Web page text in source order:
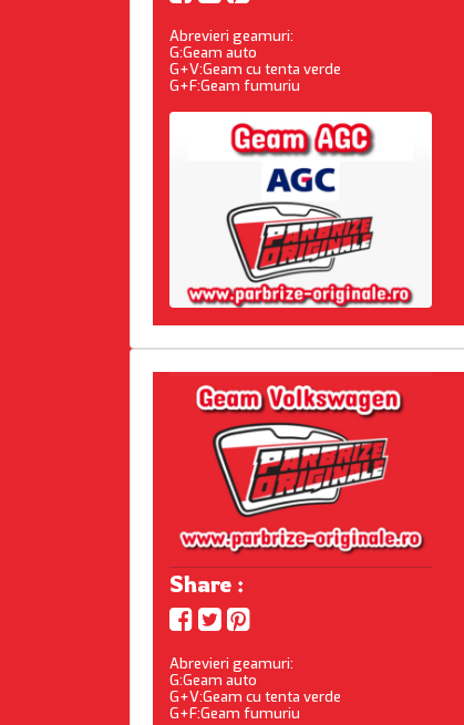
Abrevieri geamuri:
G:Geam auto
G+V:Geam cu tenta verde
G+F:Geam fumuriu
Share :
Abrevieri geamuri:
G:Geam auto
G+V:Geam cu tenta verde
G+F:Geam fumuriu